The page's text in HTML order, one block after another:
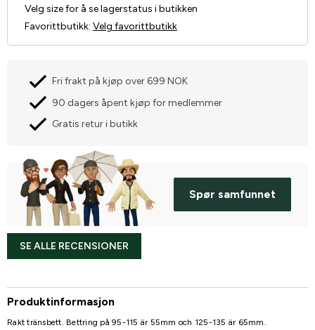
Velg size for å se lagerstatus i butikken
Favorittbutikk: Velg favorittbutikk
Fri frakt på kjøp over 699 NOK
90 dagers åpent kjøp for medlemmer
Gratis retur i butikk
Spør samfunnet
SE ALLE RECENSIONER
Produktinformasjon
Rakt tränsbett. Bettring på 95-115 är 55mm och 125-135 är 65mm.